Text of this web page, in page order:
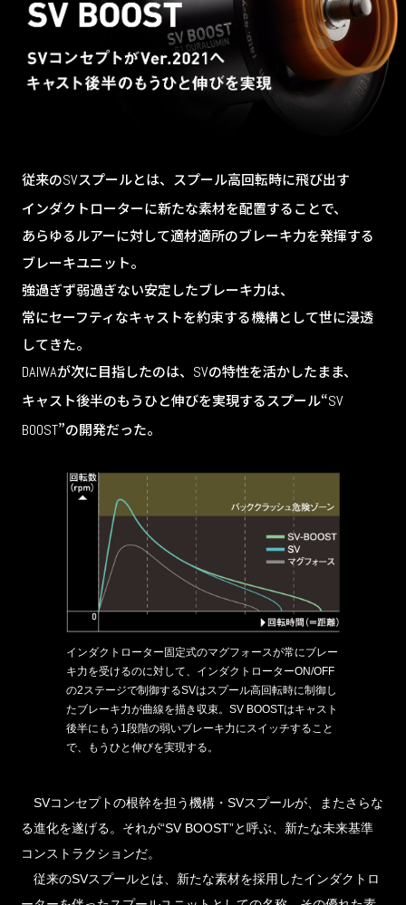
従来のSVスプールとは、スプール高回転時に飛び出す
インダクトローターに新たな素材を配置することで、
あらゆるルアーに対して適材適所のブレーキ力を発揮する
ブレーキユニット。
強過ぎず弱過ぎない安定したブレーキ力は、
常にセーフティなキャストを約束する機構として世に浸透
してきた。
DAIWAが次に目指したのは、 SVの特性を活かしたまま、
キャスト後半のもうひと伸びを実現するスプール“SV
BOOST”の開発だった。
インダクトローター固定式のマグフォースが常にブレー
キ力を受けるのに対して、インダクトローターON/OFF
の2ステージで制御するSVはスプール高回転時に制御し
たブレーキ力が曲線を描き収束。SV BOOSTはキャスト
後半にもう1段階の弱いブレーキ力にスイッチすること
で、もうひと伸びを実現する。
SVコンセプトの根幹を担う機構・SVスプールが、またさらな
る進化を遂げる。それが“SV BOOST”と呼ぶ、新たな未来基準
コンストラクションだ。
従来のSVスプールとは、新たな素材を採用したインダクトロ